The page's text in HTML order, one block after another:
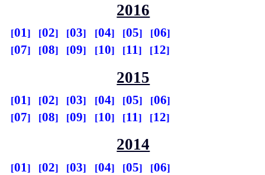
2016
01 02 03 04 05
06
07
08 09 10 11 12
2015
01 02 03 04 05
06
07
08 09 10 11 12
2014
01 02 03 04 05
06